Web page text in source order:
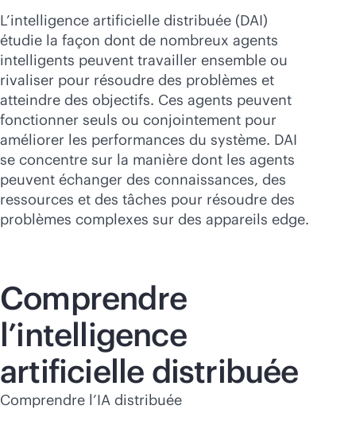
L’intelligence artificielle distribuée (DAI)
étudie la façon dont de nombreux agents
intelligents peuvent travailler ensemble ou
rivaliser pour résoudre des problèmes et
atteindre des objectifs. Ces agents peuvent
fonctionner seuls ou conjointement pour
améliorer les performances du système. DAI
se concentre sur la manière dont les agents
peuvent échanger des connaissances, des
ressources et des tâches pour résoudre des
problèmes complexes sur des appareils edge.
Comprendre
l’intelligence
artificielle distribuée
Comprendre l’IA distribuée